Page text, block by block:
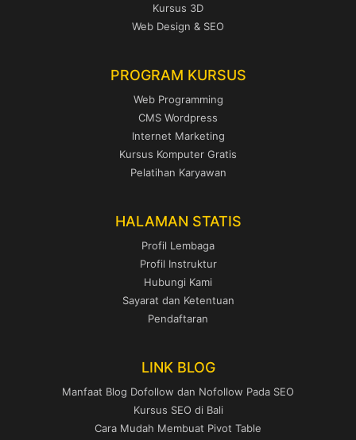
Kursus 3D
Web Design & SEO
PROGRAM KURSUS
Web Programming
CMS Wordpress
Internet Marketing
Kursus Komputer Gratis
Pelatihan Karyawan
HALAMAN STATIS
Profil Lembaga
Profil Instruktur
Hubungi Kami
Sayarat dan Ketentuan
Pendaftaran
LINK BLOG
Manfaat Blog Dofollow dan Nofollow Pada SEO
Kursus SEO di Bali
Cara Mudah Membuat Pivot Table